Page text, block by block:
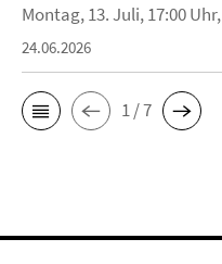
Montag, 13. Juli, 17:00
24.06.2026
1 / 7